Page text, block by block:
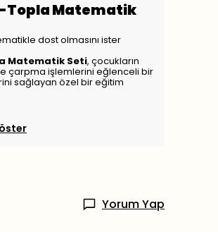
Topla Matematik
dost olmasını ister
Matematik Seti, çocukların
çarpma işlemlerini eğlenceli bir
sağlayan özel bir eğitim
Yorum Yap